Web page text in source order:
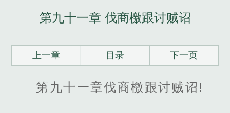
第九十一章 伐商檄跟讨贼诏
上一章 目录 下一页
第九十一章伐商檄跟讨贼诏!